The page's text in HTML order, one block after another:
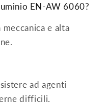
EN-AW 6060?
e alta
ad agenti
difficili.